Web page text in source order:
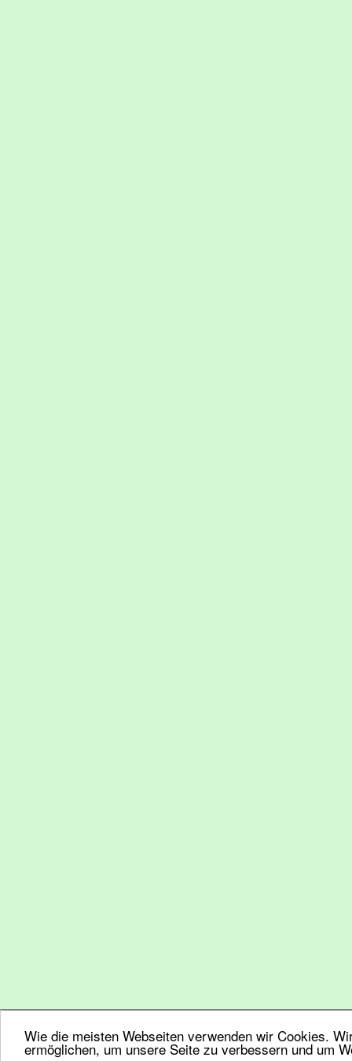
Wie die meisten Webseiten verwenden wir Cookies.
ermöglichen, um unsere Seite zu verbessern und um